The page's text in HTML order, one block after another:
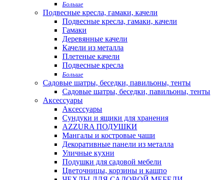
Больше
Подвесные кресла, гамаки, качели
Подвесные кресла, гамаки, качели
Гамаки
Деревянные качели
Качели из металла
Плетеные качели
Подвесные кресла
Больше
Садовые шатры, беседки, павильоны, тенты
Садовые шатры, беседки, павильоны, тенты
Аксессуары
Аксессуары
Сундуки и ящики для хранения
AZZURA ПОДУШКИ
Мангалы и костровые чаши
Декоративные панели из металла
Уличные кухни
Подушки для садовой мебели
Цветочницы, корзины и кашпо